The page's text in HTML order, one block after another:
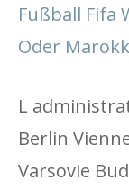
Fußball Fifa
Oder
L
Berlin
Varsovie